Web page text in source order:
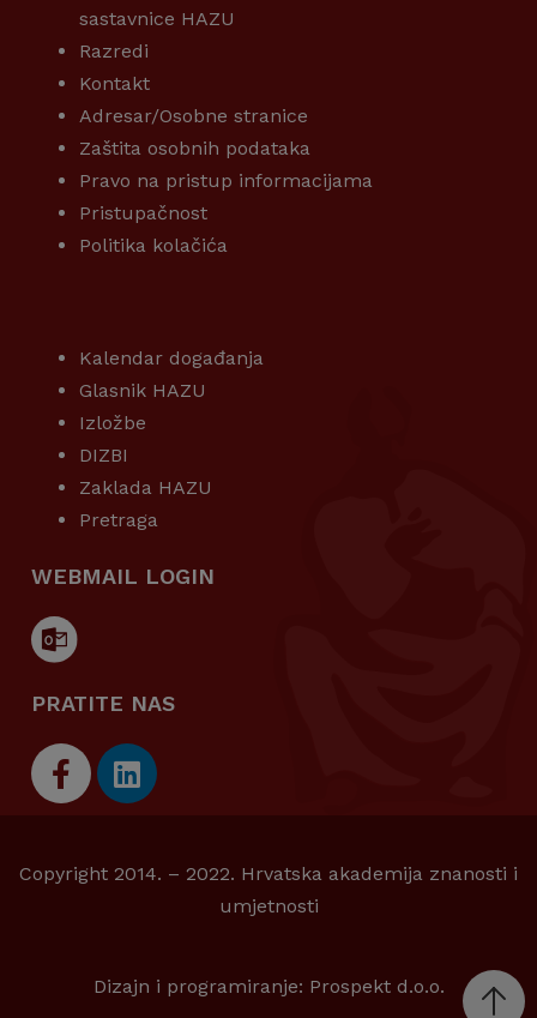
sastavnice HAZU
Razredi
Kontakt
Adresar/Osobne stranice
Zaštita osobnih podataka
Pravo na pristup informacijama
Pristupačnost
Politika kolačića
Kalendar događanja
Glasnik HAZU
Izložbe
DIZBI
Zaklada HAZU
Pretraga
WEBMAIL LOGIN
PRATITE NAS
Copyright 2014. – 2022. Hrvatska akademija znanosti i
umjetnosti
Dizajn i programiranje: Prospekt d.o.o.